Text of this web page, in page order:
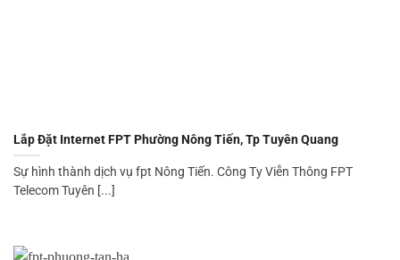
Lắp Đặt Internet FPT Phường Nông Tiến, Tp Tuyên Quang
Sự hình thành dịch vụ fpt Nông Tiến. Công Ty Viễn Thông FPT
Telecom Tuyên [...]